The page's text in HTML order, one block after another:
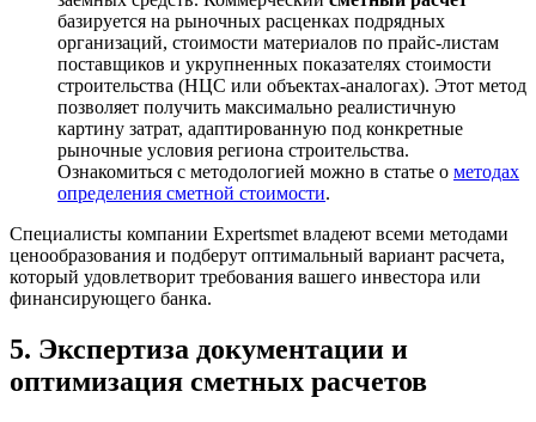
базируется на рыночных расценках подрядных
организаций, стоимости материалов по прайс-листам
поставщиков и укрупненных показателях стоимости
строительства (НЦС или объектах-аналогах). Этот метод
позволяет получить максимально реалистичную
картину затрат, адаптированную под конкретные
рыночные условия региона строительства.
Ознакомиться с методологией можно в статье о методах
определения сметной стоимости.
Специалисты компании Expertsmet владеют всеми методами
ценообразования и подберут оптимальный вариант расчета,
который удовлетворит требования вашего инвестора или
финансирующего банка.
5. Экспертиза документации и
оптимизация сметных расчетов